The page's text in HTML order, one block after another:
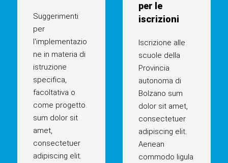
Suggerimenti
per
l'implementazio
ne in materia di
istruzione
specifica,
facoltativa o
come progetto.
sum dolor sit
amet,
consectetuer
adipiscing elit.
per le
iscrizioni
Iscrizione alle
scuole della
Provincia
autonoma di
Bolzano sum
dolor sit amet,
consectetuer
adipiscing elit.
Aenean
commodo ligula